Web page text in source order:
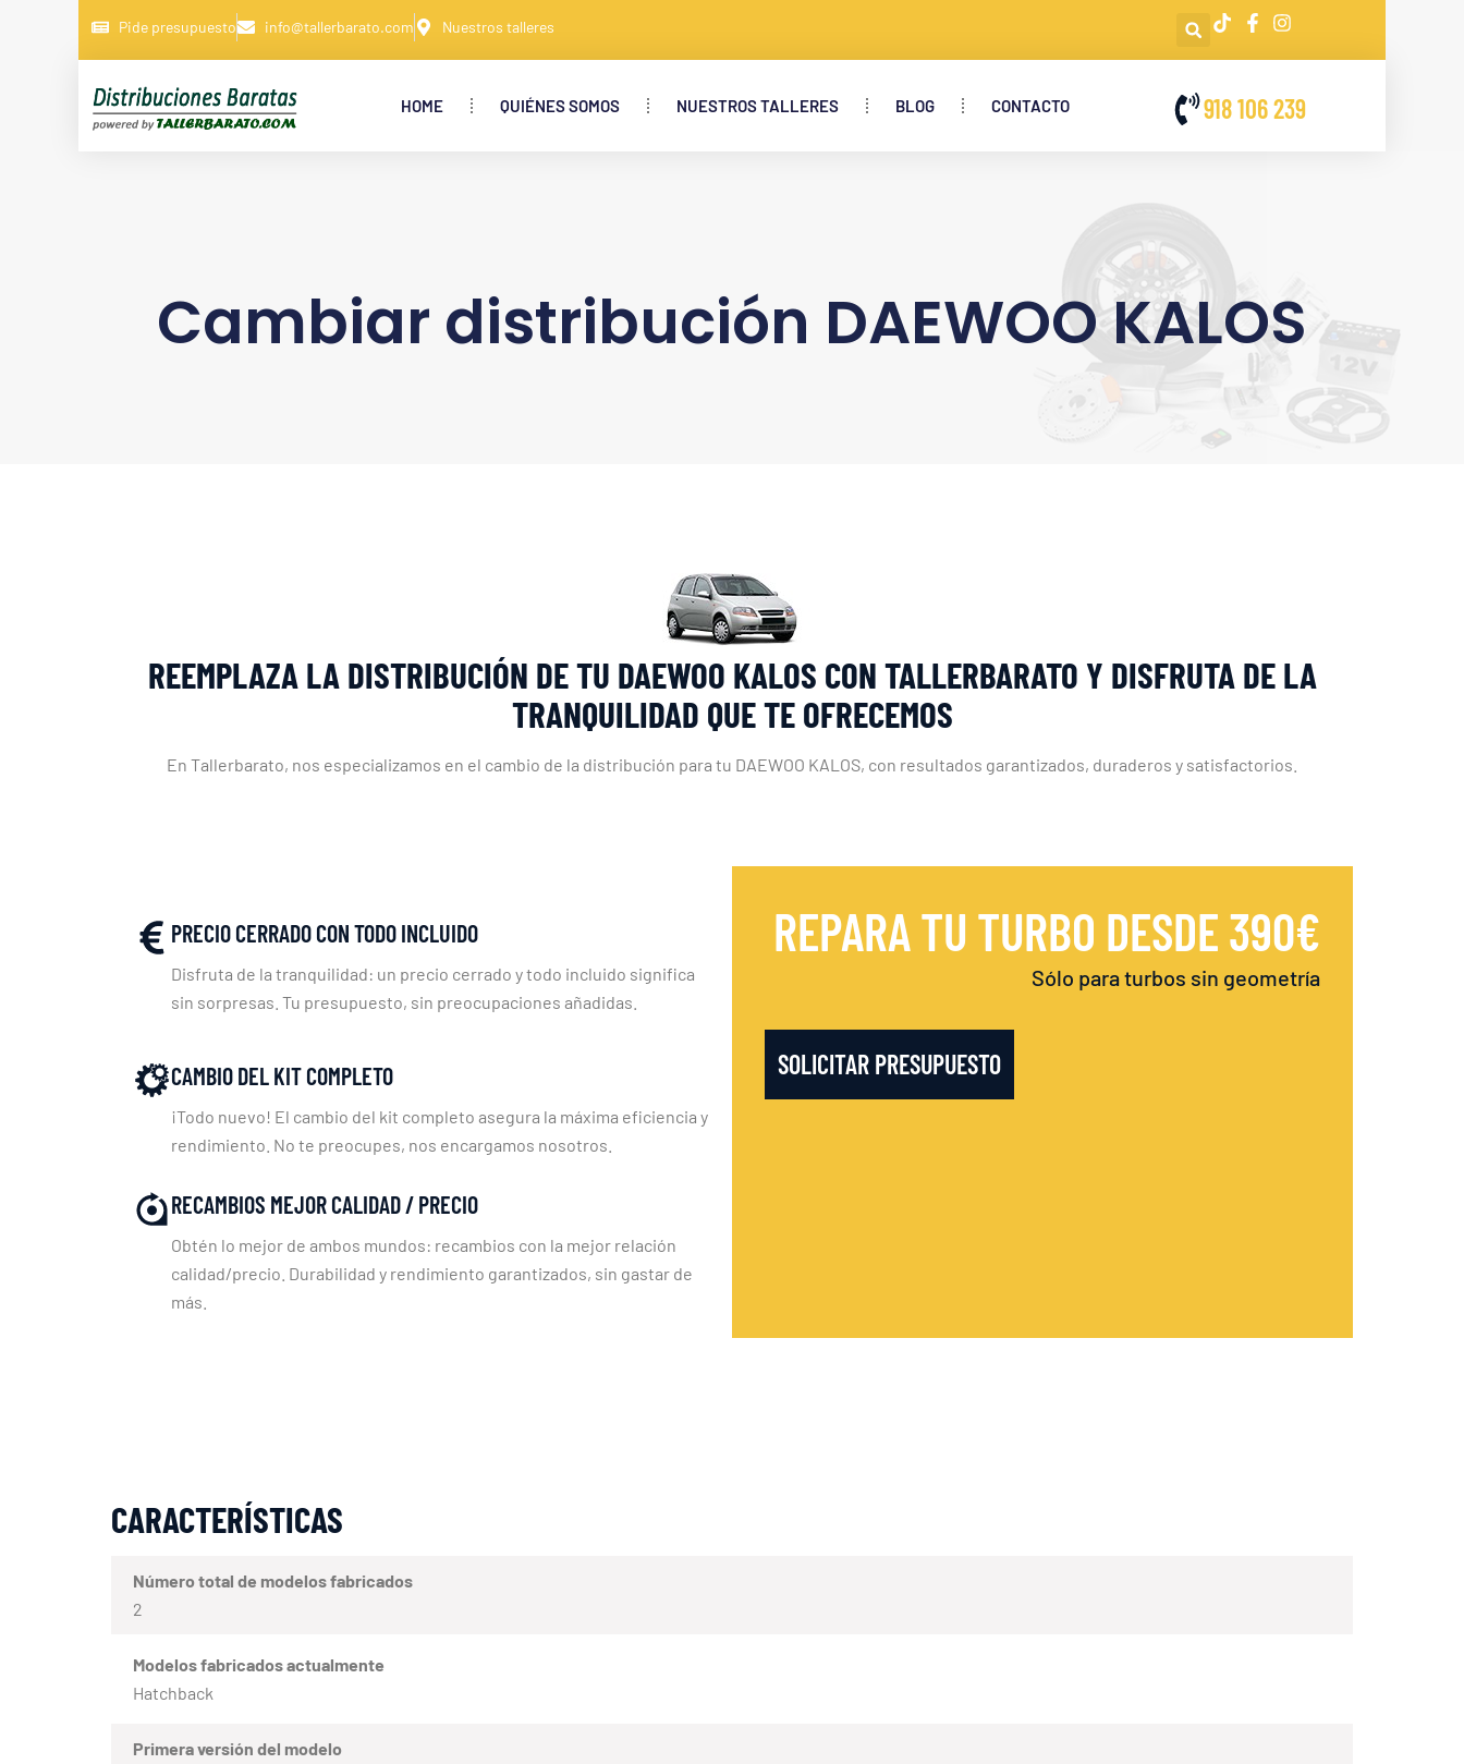
Pide presupuesto info@tallerbarato.com Nuestros talleres
HOME QUIÉNES SOMOS NUESTROS TALLERES BLOG CONTACTO 918 106 239
Cambiar distribución DAEWOO KALOS
REEMPLAZA LA DISTRIBUCIÓN DE TU DAEWOO KALOS CON TALLERBARATO Y DISFRUTA DE LA
TRANQUILIDAD QUE TE OFRECEMOS
En Tallerbarato, nos especializamos en el cambio de la distribución para tu DAEWOO KALOS, con resultados garantizados, duraderos y satisfactorios.
PRECIO CERRADO CON TODO INCLUIDO
Disfruta de la tranquilidad: un precio cerrado y todo incluido significa
sin sorpresas. Tu presupuesto, sin preocupaciones añadidas.
CAMBIO DEL KIT COMPLETO
¡Todo nuevo! El cambio del kit completo asegura la máxima eficiencia y
rendimiento. No te preocupes, nos encargamos nosotros.
RECAMBIOS MEJOR CALIDAD / PRECIO
Obtén lo mejor de ambos mundos: recambios con la mejor relación
calidad/precio. Durabilidad y rendimiento garantizados, sin gastar de
más.
REPARA TU TURBO DESDE 390€
Sólo para turbos sin geometría
SOLICITAR PRESUPUESTO
CARACTERÍSTICAS
Número total de modelos fabricados
2
Modelos fabricados actualmente
Hatchback
Primera versión del modelo